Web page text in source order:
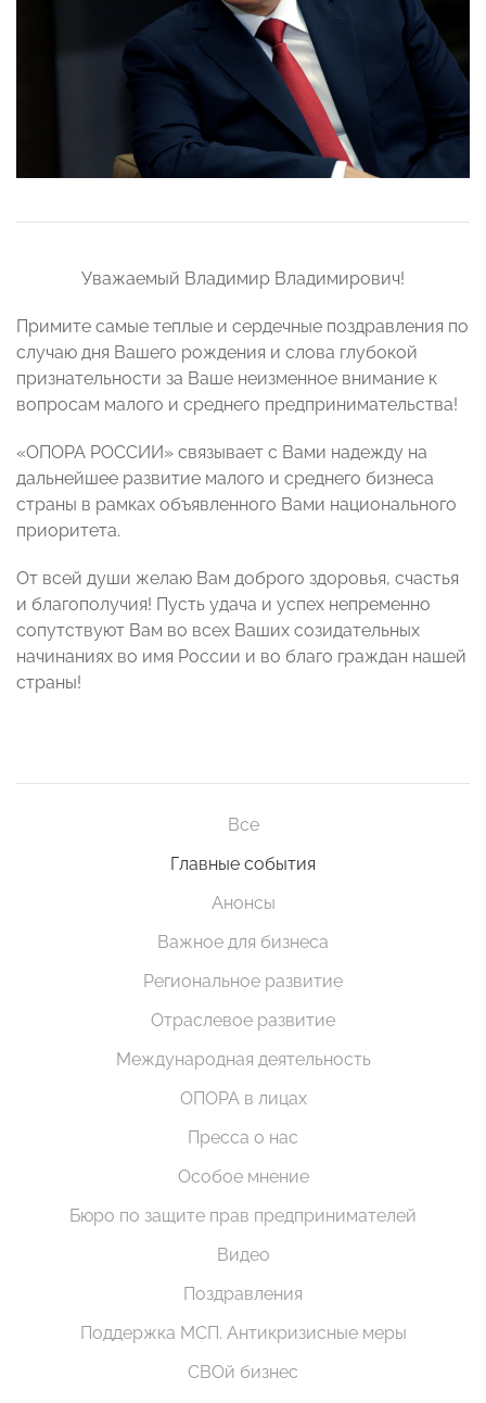
Уважаемый Владимир Владимирович!
Примите самые теплые и сердечные поздравления по
случаю дня Вашего рождения и слова глубокой
признательности за Ваше неизменное внимание к
вопросам малого и среднего предпринимательства!
«ОПОРА РОССИИ» связывает с Вами надежду на
дальнейшее развитие малого и среднего бизнеса
страны в рамках объявленного Вами национального
приоритета.
От всей души желаю Вам доброго здоровья, счастья
и благополучия! Пусть удача и успех непременно
сопутствуют Вам во всех Ваших созидательных
начинаниях во имя России и во благо граждан нашей
страны!
Все
Главные события
Анонсы
Важное для бизнеса
Региональное развитие
Отраслевое развитие
Международная деятельность
ОПОРА в лицах
Пресса о нас
Особое мнение
Бюро по защите прав предпринимателей
Видео
Поздравления
Поддержка МСП. Антикризисные меры
СВОй бизнес